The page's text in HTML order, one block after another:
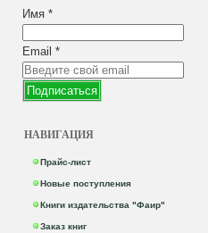
Имя *
Email *
НАВИГАЦИЯ
Прайс-лист
Новые поступления
Книги издательства "Фаир"
Заказ книг